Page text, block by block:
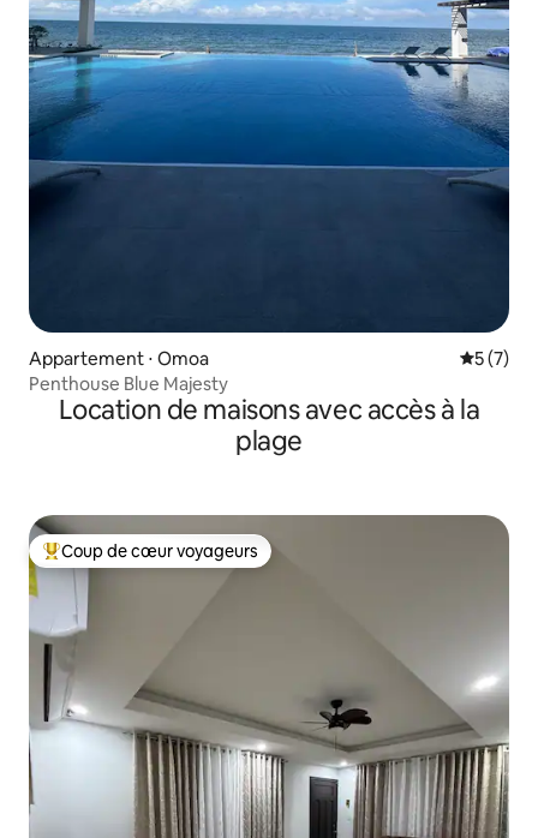
Appartement ⋅ Omoa
5 (7)
Penthouse Blue Majesty
Location de maisons avec accès à la
plage
Coups de cœur voyageurs les plus appréciés
Coup de cœur voyageurs